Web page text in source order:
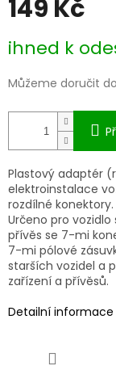
149 Kč
cena:
ihned k
Můžeme doručit
Plastový adaptér
elektroinstalace
rozdílné konektory.
Určeno pro vozidlo
přívěs se 7-mi
7-mi pólové
starších vozidel a
zařízení a přívěsů.
Detailní informace